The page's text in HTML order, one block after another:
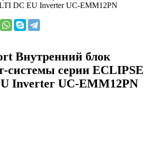
DC EU Inverter UC-EMM12PN
Внутренний блок
системы серии ECLIPSE
Inverter UC-EMM12PN